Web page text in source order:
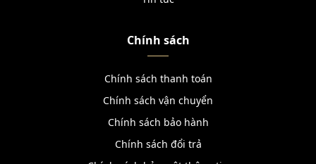
Chính sách
Chính sách thanh toán
Chính sách vận chuyển
Chính sách bảo hành
Chính sách đổi trả